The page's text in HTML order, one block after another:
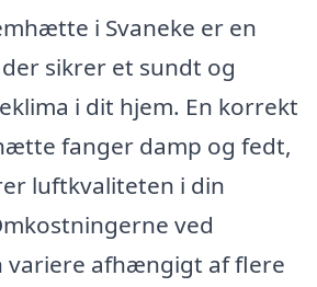
i Svaneke er en
sikrer et sundt og
i dit hjem. En korrekt
fanger damp og fedt,
luftkvaliteten i din
ved
variere afhængigt af flere